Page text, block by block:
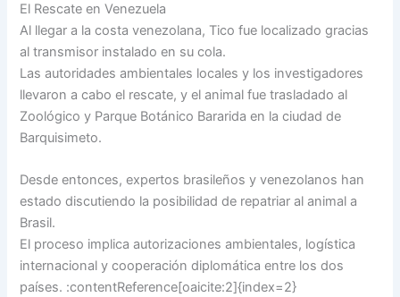
El Rescate en Venezuela
Al llegar a la costa venezolana, Tico fue localizado gracias
al transmisor instalado en su cola.
Las autoridades ambientales locales y los investigadores
llevaron a cabo el rescate, y el animal fue trasladado al
Zoológico y Parque Botánico Bararida en la ciudad de
Barquisimeto.
Desde entonces, expertos brasileños y venezolanos han
estado discutiendo la posibilidad de repatriar al animal a
Brasil.
El proceso implica autorizaciones ambientales, logística
internacional y cooperación diplomática entre los dos
países. :contentReference[oaicite:2]{index=2}